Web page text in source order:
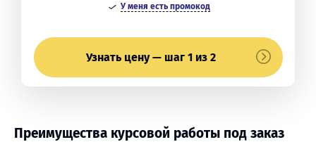
У меня есть промокод
Узнать цену — шаг 1 из 2
Преимущества курсовой работы под заказ